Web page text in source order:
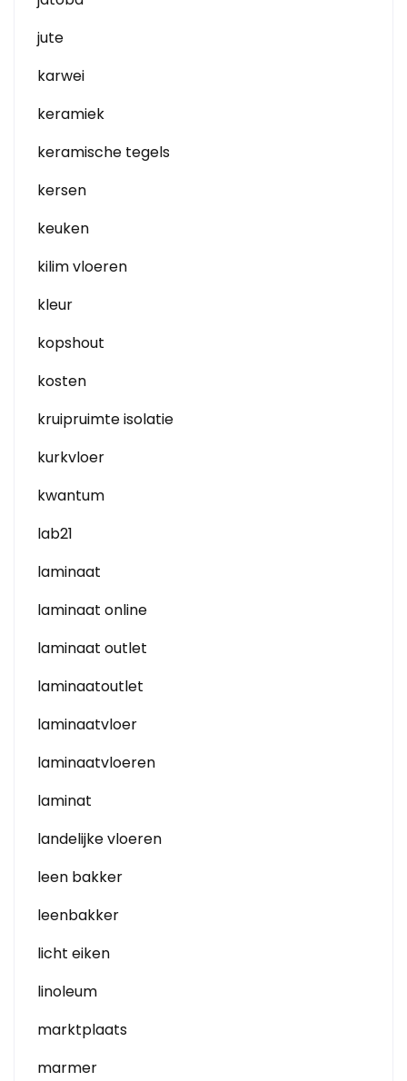
jute
karwei
keramiek
keramische tegels
kersen
keuken
kilim vloeren
kleur
kopshout
kosten
kruipruimte isolatie
kurkvloer
kwantum
lab21
laminaat
laminaat online
laminaat outlet
laminaatoutlet
laminaatvloer
laminaatvloeren
laminat
landelijke vloeren
leen bakker
leenbakker
licht eiken
linoleum
marktplaats
marmer